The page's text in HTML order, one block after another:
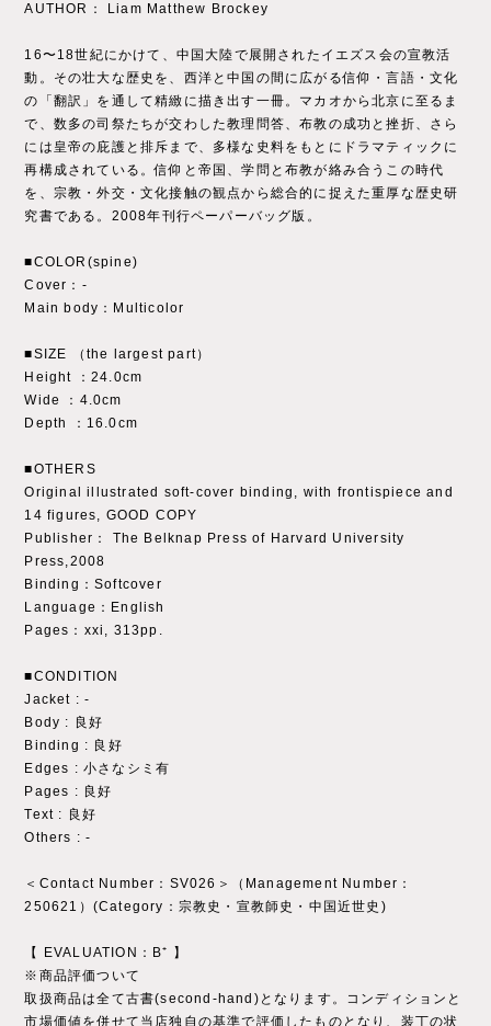
AUTHOR： Liam Matthew Brockey
16〜18世紀にかけて、中国大陸で展開されたイエズス会の宣教活
動。その壮大な歴史を、西洋と中国の間に広がる信仰・言語・文化
の「翻訳」を通して精緻に描き出す一冊。マカオから北京に至るま
で、数多の司祭たちが交わした教理問答、布教の成功と挫折、さら
には皇帝の庇護と排斥まで、多様な史料をもとにドラマティックに
再構成されている。信仰と帝国、学問と布教が絡み合うこの時代
を、宗教・外交・文化接触の観点から総合的に捉えた重厚な歴史研
究書である。2008年刊行ペーパーバッグ版。
■COLOR(spine)
Cover：‐
Main body：Multicolor
■SIZE （the largest part）
Height ：24.0cm
Wide ：4.0cm
Depth ：16.0cm
■OTHERS
Original illustrated soft-cover binding, with frontispiece and
14 figures, GOOD COPY
Publisher： The Belknap Press of Harvard University
Press,2008
Binding：Softcover
Language：English
Pages：xxi, 313pp.
■CONDITION
Jacket : ‐
Body : 良好
Binding : 良好
Edges : 小さなシミ有
Pages : 良好
Text : 良好
Others : ‐
＜Contact Number：SV026＞（Management Number：
250621）(Category：宗教史・宣教師史・中国近世史)
【 EVALUATION：B⁺ 】
※商品評価ついて
取扱商品は全て古書(second-hand)となります。コンディションと
市場価値を併せて当店独自の基準で評価したものとなり、装丁の状